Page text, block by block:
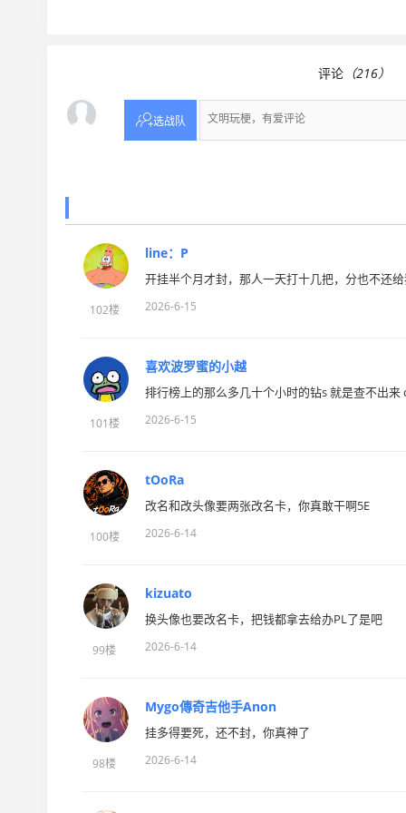
评论 （216）
选战队
102楼
line：P
开挂半个月才封，那人一天打十几把，分也不还
2026-6-15
101楼
喜欢波罗蜜的小越
排行榜上的那么多几十个小时的钻s 就是查不出
2026-6-15
100楼
tOoRa
改名和改头像要两张改名卡，你真敢干啊5E
2026-6-14
99楼
kizuato
换头像也要改名卡，把钱都拿去给办PL了是吧
2026-6-14
98楼
Mygo傳奇吉他手Anon
挂多得要死，还不封，你真神了
2026-6-14